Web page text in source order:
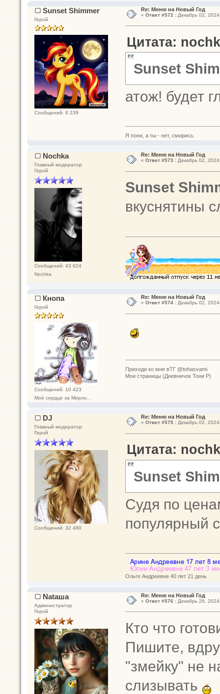
Sunset Shimmer
Герой
Сообщений: 8 239
Re: Меню на Новый Год
« Ответ #572 :Декабрь 02,
Цитата:
Sunset
атож! будет
Я пони, а ты - нет, смирись.
Nochka
Главный модератор
Герой
Сообщений: 43 824
Nochka
Re: Меню на Новый Год
« Ответ #573 :Декабрь 02,
Sunset
вкуснятины
Кнопа
Герой
Сообщений: 10 423
Моё сердце за Мерло...
Re: Меню на Новый Год
« Ответ #574 :Декабрь 02,
Приходи ко мне вТГ @tohasvami
Мои страницы (Дневничок Тони Р)
DJ
Главный модератор
Герой
Сообщений: 32 480
Re: Меню на Новый Год
« Ответ #575 :Декабрь 02,
Цитата:
Sunset
Судя по
популярный
Ольге Андреевне 40 лет 21 день
Nataшa
Администратор
Герой
Re: Меню на Новый Год
« Ответ #576 :Декабрь 26,
Кто что
Пишите,
"змейку" не
слизывать